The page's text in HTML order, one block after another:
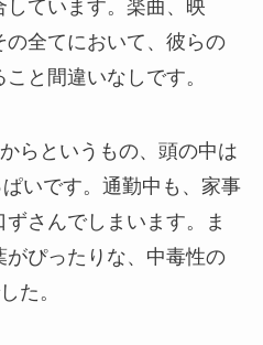
しています。楽曲、映
全てにおいて、彼らの
と間違いなしです。
らというもの、頭の中は
ぱいです。通勤中も、家事
さんでしまいます。ま
がぴったりな、中毒性の
た。